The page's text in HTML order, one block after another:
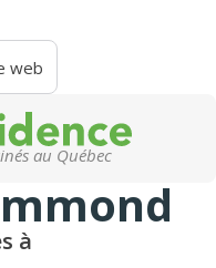
web
au Québec
à